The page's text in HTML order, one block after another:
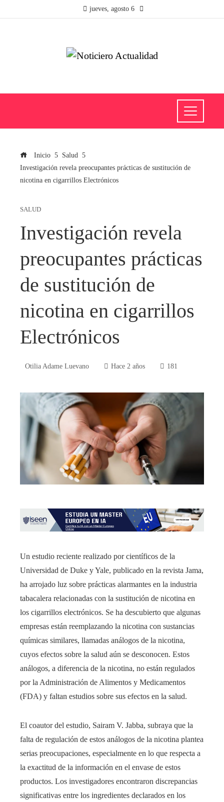
jueves, agosto 6
Inicio
Salud
Investigación revela preocupantes prácticas de sustitución de
nicotina en cigarrillos Electrónicos
SALUD
Investigación revela
preocupantes prácticas
de sustitución de
nicotina en cigarrillos
Electrónicos
Otilia Adame Luevano Hace 2 años 181
Un estudio reciente realizado por científicos de la
Universidad de Duke y Yale, publicado en la revista Jama,
ha arrojado luz sobre prácticas alarmantes en la industria
tabacalera relacionadas con la sustitución de nicotina en
los cigarrillos electrónicos. Se ha descubierto que algunas
empresas están reemplazando la nicotina con sustancias
químicas similares, llamadas análogos de la nicotina,
cuyos efectos sobre la salud aún se desconocen. Estos
análogos, a diferencia de la nicotina, no están regulados
por la Administración de Alimentos y Medicamentos
(FDA) y faltan estudios sobre sus efectos en la salud.
El coautor del estudio, Sairam V. Jabba, subraya que la
falta de regulación de estos análogos de la nicotina plantea
serias preocupaciones, especialmente en lo que respecta a
la exactitud de la información en el envase de estos
productos. Los investigadores encontraron discrepancias
significativas entre los ingredientes declarados en los